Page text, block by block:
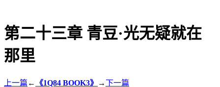
第二十三章 青豆·光无疑就在
那里
上一篇 ← 《1Q84 BOOK3》 →下一篇